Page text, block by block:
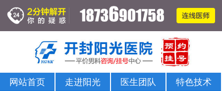
网站首页 走进阳光 医生团队
特色技术